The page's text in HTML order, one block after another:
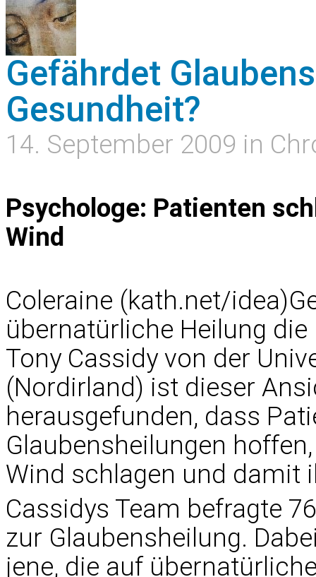
Gefährdet
Gesundheit?
14. September 2009 in
Psychologe: Patienten
Wind
Coleraine (kath.net/
übernatürliche Heilung
Tony Cassidy von der
(Nordirland) ist dieser
herausgefunden, dass
Glaubensheilungen
Wind schlagen und damit
Cassidys Team befragte
zur Glaubensheilung.
jene, die auf